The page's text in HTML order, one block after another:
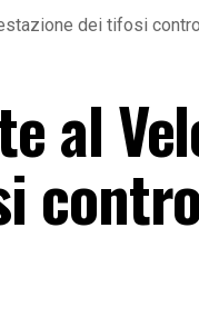
dei tifosi
al